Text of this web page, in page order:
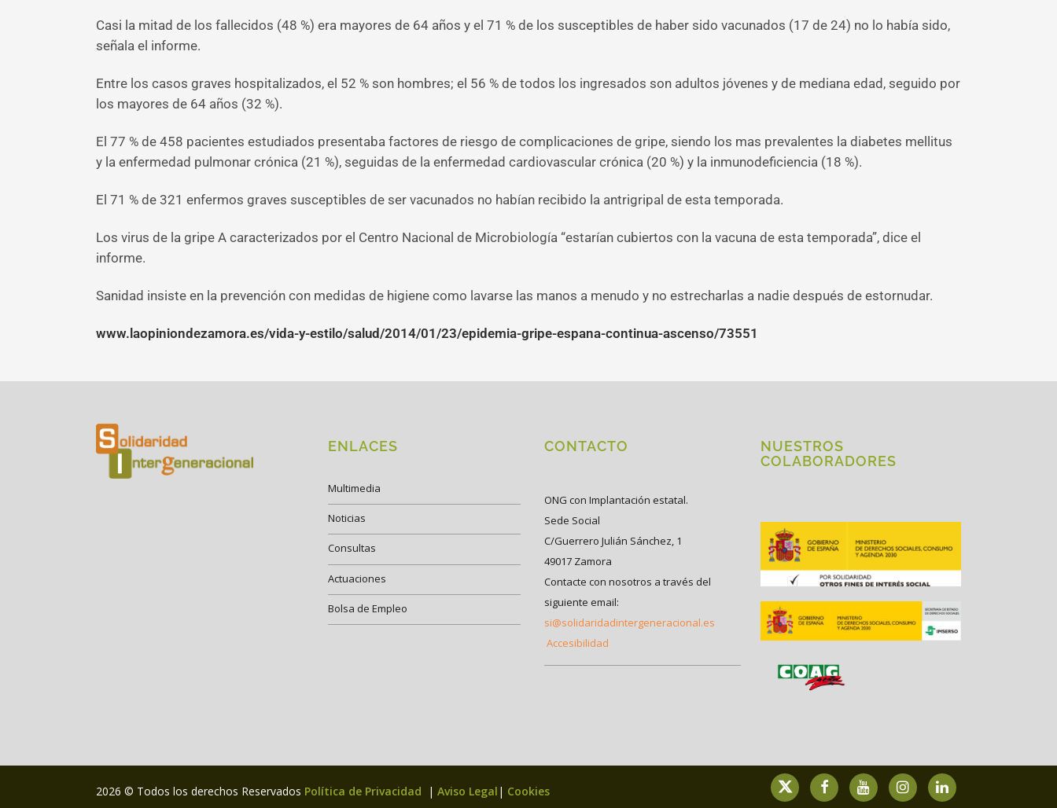
Casi la mitad de los fallecidos (48 %) era mayores de 64 años y el 71 % de los susceptibles de haber sido vacunados (17 de 24) no lo había sido,
señala el informe.
Entre los casos graves hospitalizados, el 52 % son hombres; el 56 % de todos los ingresados son adultos jóvenes y de mediana edad, seguido por
los mayores de 64 años (32 %).
El 77 % de 458 pacientes estudiados presentaba factores de riesgo de complicaciones de gripe, siendo los mas prevalentes la diabetes mellitus
y la enfermedad pulmonar crónica (21 %), seguidas de la enfermedad cardiovascular crónica (20 %) y la inmunodeficiencia (18 %).
El 71 % de 321 enfermos graves susceptibles de ser vacunados no habían recibido la antrigripal de esta temporada.
Los virus de la gripe A caracterizados por el Centro Nacional de Microbiología “estarían cubiertos con la vacuna de esta temporada”, dice el
informe.
Sanidad insiste en la prevención con medidas de higiene como lavarse las manos a menudo y no estrecharlas a nadie después de estornudar.
www.laopiniondezamora.es/vida-y-estilo/salud/2014/01/23/epidemia-gripe-espana-continua-ascenso/73551
ENLACES
Multimedia
Noticias
Consultas
Actuaciones
Bolsa de Empleo
CONTACTO
ONG con Implantación estatal.
Sede Social
C/Guerrero Julián Sánchez, 1
49017 Zamora
Contacte con nosotros a través del
siguiente email:
si@solidaridadintergeneracional.es
Accesibilidad
NUESTROS
COLABORADORES
2026 © Todos los derechos Reservados Política de Privacidad | Aviso Legal | Cookies